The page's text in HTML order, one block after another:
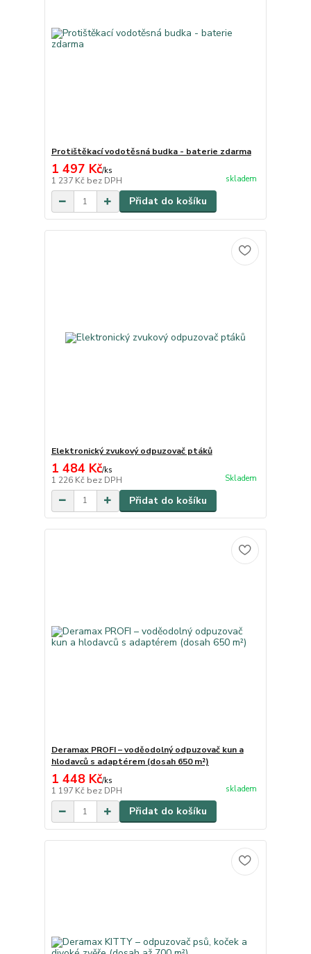
Protištěkací vodotěsná budka - baterie zdarma
1 497 Kč/ks
1 237 Kč bez DPH skladem
Přidat do košíku
Elektronický zvukový odpuzovač ptáků
1 484 Kč/ks
1 226 Kč bez DPH Skladem
Přidat do košíku
Deramax PROFI – voděodolný odpuzovač kun a
hlodavců s adaptérem (dosah 650 m²)
1 448 Kč/ks
1 197 Kč bez DPH skladem
Přidat do košíku